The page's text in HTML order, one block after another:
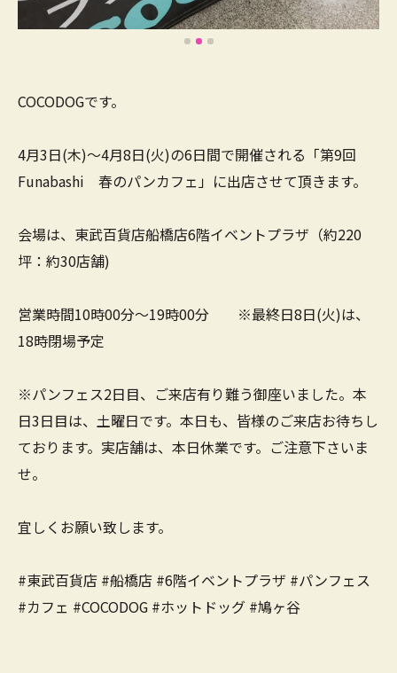
COCODOGです。
4月3日(木)～4月8日(火)の6日間で開催される「第9回
Funabashi 春のパンカフェ」に出店させて頂きます。
会場は、東武百貨店船橋店6階イベントプラザ（約220
坪：約30店舗)
営業時間10時00分～19時00分 ※最終日8日(火)は、
18時閉場予定
※パンフェス2日目、ご来店有り難う御座いました。本
日3日目は、土曜日です。本日も、皆様のご来店お待ちし
ております。実店舗は、本日休業です。ご注意下さいま
せ。
宜しくお願い致します。
#東武百貨店 #船橋店 #6階イベントプラザ #パンフェス
#カフェ #COCODOG #ホットドッグ #鳩ヶ谷